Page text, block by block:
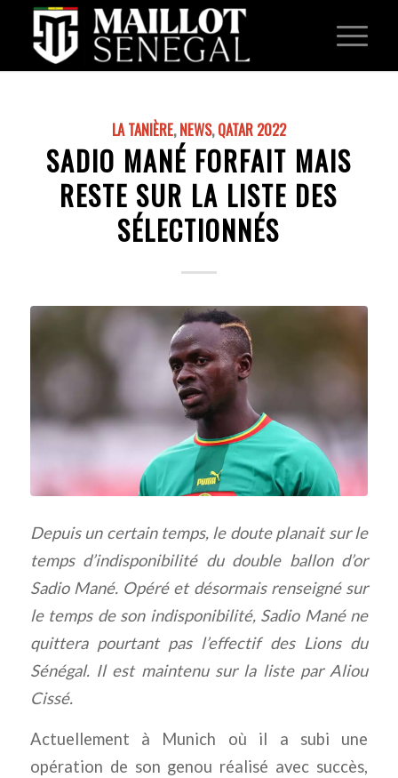
LA TANIÈRE,NEWS,QATAR 2022
SADIO MANÉ FORFAIT MAIS
RESTE SUR LA LISTE DES
SÉLECTIONNÉS
Depuis un certain temps, le doute planait sur le
temps d’indisponibilité du double ballon d’or
Sadio Mané. Opéré et désormais renseigné sur
le temps de son indisponibilité, Sadio Mané ne
quittera pourtant pas l’effectif des Lions du
Sénégal. Il est maintenu sur la liste par Aliou
Cissé.
Actuellement à Munich où il a subi une
opération de son genou réalisé avec succès,